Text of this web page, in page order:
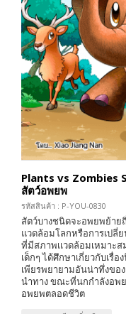
Plants vs Zombies
สัตว์อพยพ
รหัสสินค้า : P-YOU-0830
สัตว์บางชนิดจะอพยพย้าย
แวดล้อมโลกหรือการเปลี่
ที่มีสภาพเเวดล้อมเหมาะ
เด็กๆ ได้ศึกษาเกี่ยวกับเรื่
เพียรพยายามอันน่าทึ่งขอ
นำทาง ขณะที่นกกำลังอพ
อพยพตลอดชีวิต